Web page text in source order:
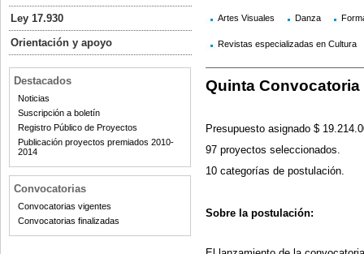
Ley 17.930
Orientación y apoyo
Destacados
Noticias
Suscripción a boletín
Registro Público de Proyectos
Publicación proyectos premiados 2010-
2014
Convocatorias
Convocatorias vigentes
Convocatorias finalizadas
Artes Visuales Danza
Revistas especializadas en Cultura
Quinta Convocatoria
Presupuesto asignado $
97 proyectos seleccionados.
10 categorías de postulación.
Sobre la postulación: